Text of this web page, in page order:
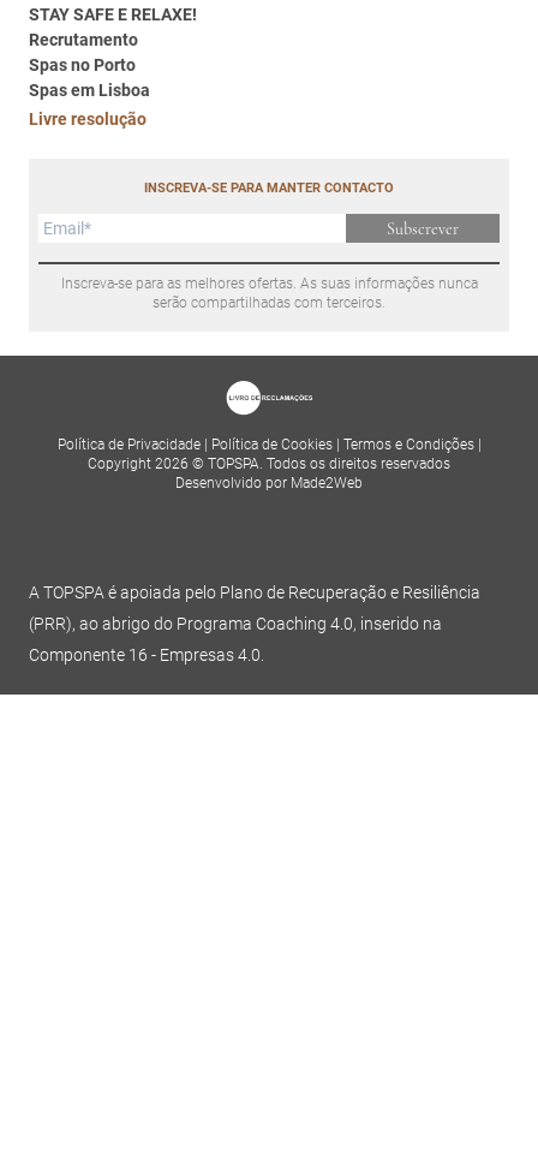
STAY SAFE E RELAXE!
Recrutamento
Spas no Porto
Spas em Lisboa
Livre resolução
INSCREVA-SE PARA MANTER CONTACTO
Subscrever
Inscreva-se para as melhores ofertas. As suas informações nunca
serão compartilhadas com terceiros.
Política de Privacidade Política de Cookies Termos e Condições
Copyright 2026 © TOPSPA. Todos os direitos reservados
Desenvolvido por Made2Web
A TOPSPA é apoiada pelo Plano de Recuperação e Resiliência
(PRR), ao abrigo do Programa Coaching 4.0, inserido na
Componente 16 - Empresas 4.0.